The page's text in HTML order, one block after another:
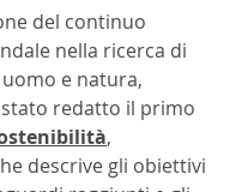
del continuo
nella ricerca di
e natura,
stato redatto il primo
,
descrive gli obiettivi